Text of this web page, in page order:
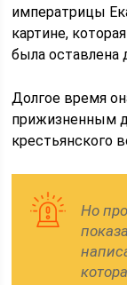
императрицы
картине,
была оставлена
Долгое время
прижизненным
крестьянского
Но